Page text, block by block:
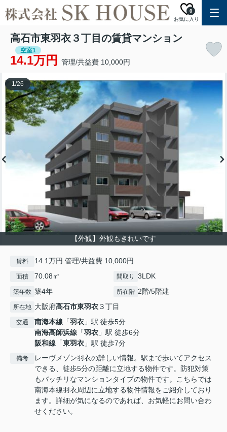
お気に入り
0
高石市東羽衣３丁目の賃貸マンション
空室1
14.1万円 管理/共益費 10,000円
【外観】外観もきれいです
1/26
賃料 14.1万円 管理/共益費 10,000円
面積 70.08㎡ 間取り 3LDK
築年数 築4年 所在階 2階/5階建
所在地 大阪府高石市東羽衣３丁目
交通 南海本線 「羽衣 」駅 徒歩5分
南海高師浜線 「羽衣 」駅 徒歩6分
阪和線 「東羽衣 」駅 徒歩7分
備考
レーヴメゾン羽衣の詳しい情報。駅まで歩いてアクセス
できる、徒歩5分の距離に立地する物件です。防犯対策
もバッチリなマンションタイプの物件です。こちらでは
南海本線羽衣周辺に立地する物件情報をご紹介しており
ます。詳細が気になるのであれば、お気軽にお問い合わ
せください。